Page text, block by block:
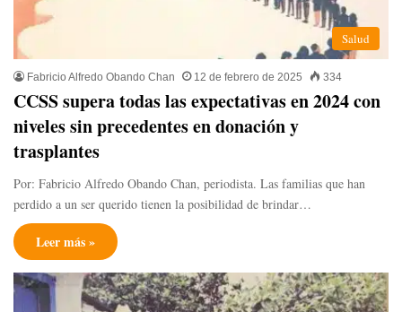
Salud
Fabricio Alfredo Obando Chan 12 de febrero de 2025 334
CCSS supera todas las expectativas en 2024 con
niveles sin precedentes en donación y
trasplantes
Por: Fabricio Alfredo Obando Chan, periodista. Las familias que han
perdido a un ser querido tienen la posibilidad de brindar…
Leer más »